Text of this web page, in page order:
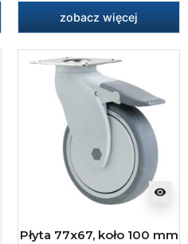
zobacz więcej
visibility
Płyta 77x67, koło 100 mm